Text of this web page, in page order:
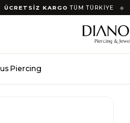
ÜCRETSİZ KARGO TÜM TÜRKİYE ◆
Piercing